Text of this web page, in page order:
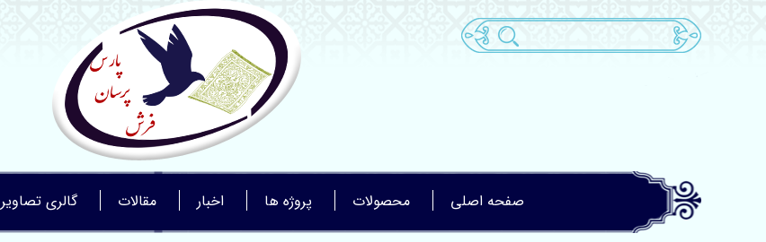
صفحه اصلی محصولات پروژه ها اخبار مقالات گالری تصاویر